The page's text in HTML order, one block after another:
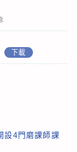
下載
設4門磨課師課